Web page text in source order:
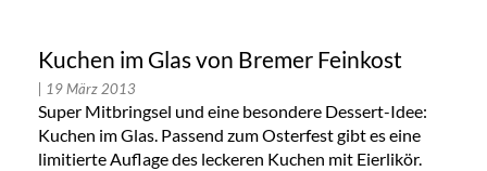
Kuchen im Glas von Bremer Feinkost
| 19 März 2013
Super Mitbringsel und eine besondere Dessert-Idee:
Kuchen im Glas. Passend zum Osterfest gibt es eine
limitierte Auflage des leckeren Kuchen mit Eierlikör.